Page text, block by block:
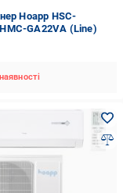
Hoapp HSC-
GA22VA (Line)